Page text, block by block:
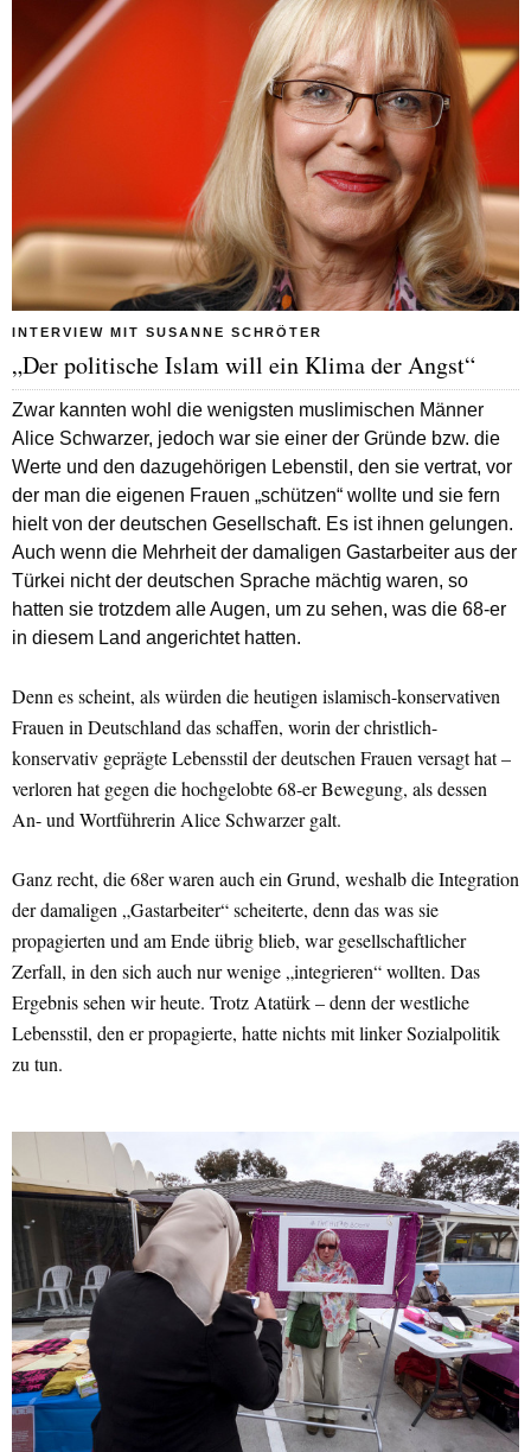
INTERVIEW MIT SUSANNE SCHRÖTER
„Der politische Islam will ein Klima der Angst“
Zwar kannten wohl die wenigsten muslimischen Männer
Alice Schwarzer, jedoch war sie einer der Gründe bzw. die
Werte und den dazugehörigen Lebenstil, den sie vertrat, vor
der man die eigenen Frauen „schützen“ wollte und sie fern
hielt von der deutschen Gesellschaft. Es ist ihnen gelungen.
Auch wenn die Mehrheit der damaligen Gastarbeiter aus der
Türkei nicht der deutschen Sprache mächtig waren, so
hatten sie trotzdem alle Augen, um zu sehen, was die 68-er
in diesem Land angerichtet hatten.
Denn es scheint, als würden die heutigen islamisch-konservativen
Frauen in Deutschland das schaffen, worin der christlich-
konservativ geprägte Lebensstil der deutschen Frauen versagt hat –
verloren hat gegen die hochgelobte 68-er Bewegung, als dessen
An- und Wortführerin Alice Schwarzer galt.
Ganz recht, die 68er waren auch ein Grund, weshalb die Integration
der damaligen „Gastarbeiter“ scheiterte, denn das was sie
propagierten und am Ende übrig blieb, war gesellschaftlicher
Zerfall, in den sich auch nur wenige „integrieren“ wollten. Das
Ergebnis sehen wir heute. Trotz Atatürk – denn der westliche
Lebensstil, den er propagierte, hatte nichts mit linker Sozialpolitik
zu tun.